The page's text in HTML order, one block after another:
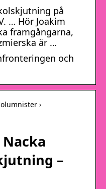
på
… Hör Joakim
framgångarna,
är …
och
›
–